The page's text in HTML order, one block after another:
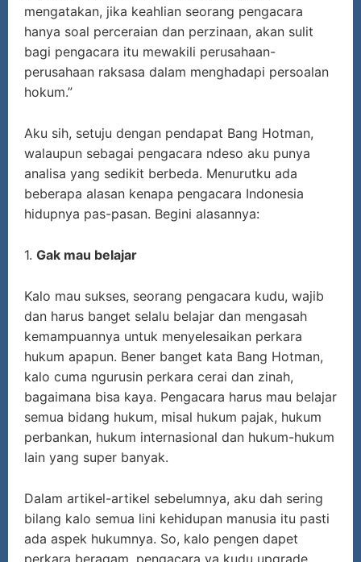
mengatakan, jika keahlian seorang pengacara
hanya soal perceraian dan perzinaan, akan sulit
bagi pengacara itu mewakili perusahaan-
perusahaan raksasa dalam menghadapi persoalan
hokum.”
Aku sih, setuju dengan pendapat Bang Hotman,
walaupun sebagai pengacara ndeso aku punya
analisa yang sedikit berbeda. Menurutku ada
beberapa alasan kenapa pengacara Indonesia
hidupnya pas-pasan. Begini alasannya:
1. Gak mau belajar
Kalo mau sukses, seorang pengacara kudu, wajib
dan harus banget selalu belajar dan mengasah
kemampuannya untuk menyelesaikan perkara
hukum apapun. Bener banget kata Bang Hotman,
kalo cuma ngurusin perkara cerai dan zinah,
bagaimana bisa kaya. Pengacara harus mau belajar
semua bidang hukum, misal hukum pajak, hukum
perbankan, hukum internasional dan hukum-hukum
lain yang super banyak.
Dalam artikel-artikel sebelumnya, aku dah sering
bilang kalo semua lini kehidupan manusia itu pasti
ada aspek hukumnya. So, kalo pengen dapet
perkara beragam, pengacara ya kudu upgrade